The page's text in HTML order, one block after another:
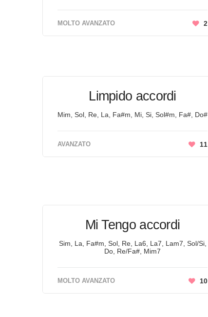
MOLTO AVANZATO 2
Limpido accordi
Mim, Sol, Re, La, Fa#m, Mi, Si, Sol#m, Fa#, Do#
AVANZATO 11
Mi Tengo accordi
Sim, La, Fa#m, Sol, Re, La6, La7, Lam7, Sol/Si,
Do, Re/Fa#, Mim7
MOLTO AVANZATO 10